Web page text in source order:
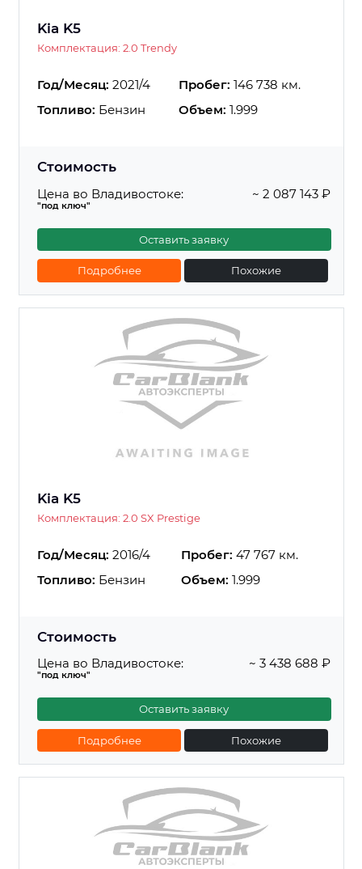
Kia K5
Комплектация: 2.0 Trendy
Год/Месяц: 2021/4 Пробег: 146 738 км.
Топливо: Бензин Объем: 1.999
Стоимость
Цена во Владивостоке:
"под ключ"
~ 2 087 143 ₽
Оставить заявку
Подробнее Похожие
Kia K5
Комплектация: 2.0 SX Prestige
Год/Месяц: 2016/4 Пробег: 47 767 км.
Топливо: Бензин Объем: 1.999
Стоимость
Цена во Владивостоке:
"под ключ"
~ 3 438 688 ₽
Оставить заявку
Подробнее Похожие